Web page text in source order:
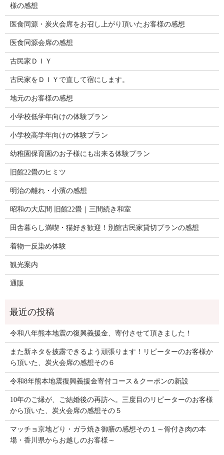
様の感想
医食同源・炭火会席をお召し上がり頂いたお客様の感想
医食同源会席の感想
古民家ＤＩＹ
古民家をＤＩＹで直して宿にします。
地元のお客様の感想
小学校低学年向けの体験プラン
小学校高学年向けの体験プラン
幼稚園保育園のお子様にも出来る体験プラン
旧館22畳のヒミツ
明治の離れ・小濱の感想
昭和の大広間 旧館22畳｜三間続き和室
田舎暮らし満喫・猫好き歓迎！別館古民家貸切プランの感想
着物一反染め体験
観光案内
通販
令和八年熊本地震の復興義援金、寄付させて頂きました！
また新ネタを披露できるよう頑張ります！リピーターのお客様か
ら頂いた、炭火会席の感想その６
令和8年熊本地震復興義援金寄付コース＆クーポンの新設
10年のご縁が、ご結婚後の再訪へ。三度目のリピーターのお客様
から頂いた、炭火会席の感想その５
マッチョ京地どり・ガラ焼き御膳の感想その１～骨付き肉の本
場・香川県からお越しのお客様～